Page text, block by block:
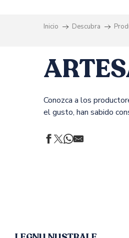
Inicio Descubra
Conozca a los
el gusto, han sabido